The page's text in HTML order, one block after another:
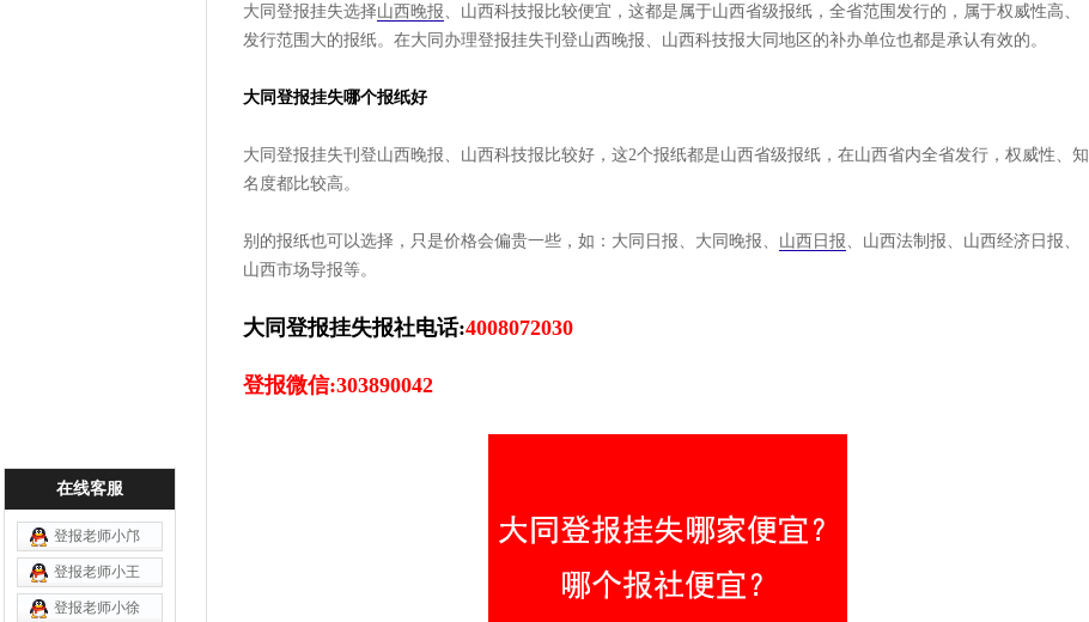
大同登报挂失选择山西晚报、山西科技报比较便宜，这都是属于山西省级报纸，全省范围发行的，属于权威性高、
发行范围大的报纸。在大同办理登报挂失刊登山西晚报、山西科技报大同地区的补办单位也都是承认有效的。
大同登报挂失哪个报纸好
大同登报挂失刊登山西晚报、山西科技报比较好，这2个报纸都是山西省级报纸，在山西省内全省发行，权威性、知
名度都比较高。
别的报纸也可以选择，只是价格会偏贵一些，如：大同日报、大同晚报、 山西日报、山西法制报、山西经济日报、
山西市场导报等。
大同登报挂失报社电话:4008072030
登报微信:303890042
在线客服
登报老师小邝
登报老师小王
登报老师小徐